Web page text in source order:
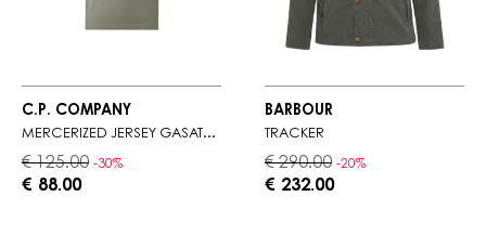
C.P. COMPANY
MERCERIZED JERSEY GASATO SHORT SLEEVE PATCH T-SHIRT
€ 125.00 -30%
€ 88.00
BARBOUR
TRACKER
€ 290.00 -20%
€ 232.00